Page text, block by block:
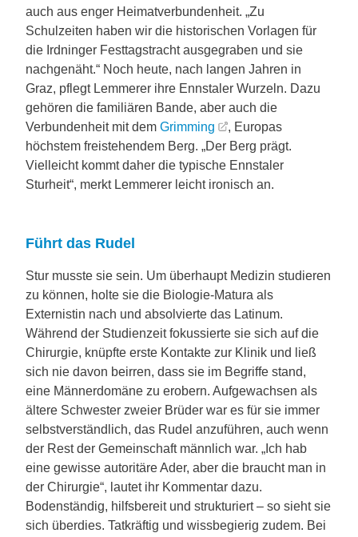
auch aus enger Heimatverbundenheit. „Zu
Schulzeiten haben wir die historischen Vorlagen für
die Irdninger Festtagstracht ausgegraben und sie
nachgenäht.“ Noch heute, nach langen Jahren in
Graz, pflegt Lemmerer ihre Ennstaler Wurzeln. Dazu
gehören die familiären Bande, aber auch die
Verbundenheit mit dem Grimming
, Europas
höchstem freistehendem Berg. „Der Berg prägt.
Vielleicht kommt daher die typische Ennstaler
Sturheit“, merkt Lemmerer leicht ironisch an.
Führt das Rudel
Stur musste sie sein. Um überhaupt Medizin studieren
zu können, holte sie die Biologie-Matura als
Externistin nach und absolvierte das Latinum.
Während der Studienzeit fokussierte sie sich auf die
Chirurgie, knüpfte erste Kontakte zur Klinik und ließ
sich nie davon beirren, dass sie im Begriffe stand,
eine Männerdomäne zu erobern. Aufgewachsen als
ältere Schwester zweier Brüder war es für sie immer
selbstverständlich, das Rudel anzuführen, auch wenn
der Rest der Gemeinschaft männlich war. „Ich hab
eine gewisse autoritäre Ader, aber die braucht man in
der Chirurgie“, lautet ihr Kommentar dazu.
Bodenständig, hilfsbereit und strukturiert – so sieht sie
sich überdies. Tatkräftig und wissbegierig zudem. Bei